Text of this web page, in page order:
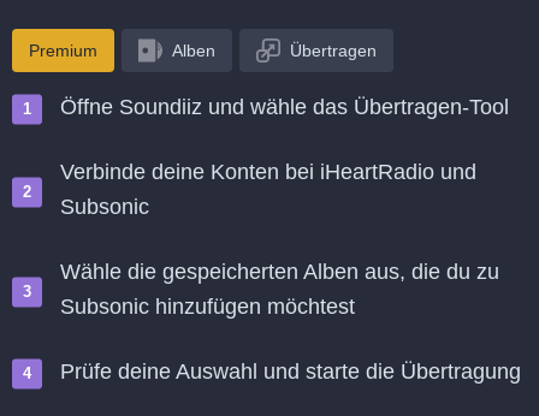
Premium Alben Übertragen
Öffne Soundiiz und wähle das Übertragen-Tool
Verbinde deine Konten bei iHeartRadio und
Subsonic
Wähle die gespeicherten Alben aus, die du zu
Subsonic hinzufügen möchtest
Prüfe deine Auswahl und starte die Übertragung